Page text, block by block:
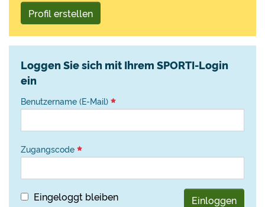
Profil erstellen
Loggen Sie sich mit Ihrem SPORTI-Login
ein
Benutzername (E-Mail)
Zugangscode
Eingeloggt bleiben
Einloggen